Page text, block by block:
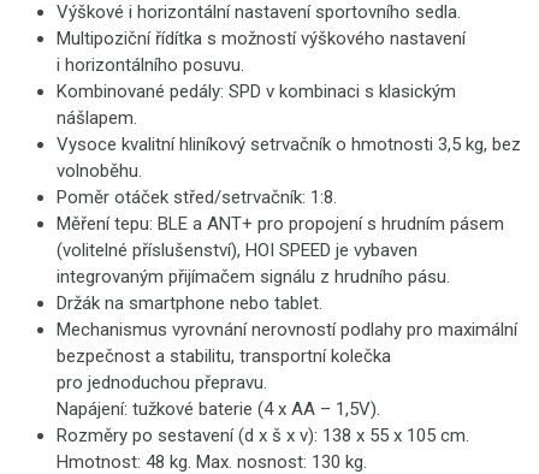
Výškové i horizontální nastavení sportovního sedla.
Multipoziční řídítka s možností výškového nastavení
i horizontálního posuvu.
Kombinované pedály: SPD v kombinaci s klasickým
nášlapem.
Vysoce kvalitní hliníkový setrvačník o hmotnosti 3,5 kg, bez
volnoběhu.
Poměr otáček střed/setrvačník: 1:8.
Měření tepu: BLE a ANT+ pro propojení s hrudním pásem
(volitelné příslušenství), HOI SPEED je vybaven
integrovaným přijímačem signálu z hrudního pásu.
Držák na smartphone nebo tablet.
Mechanismus vyrovnání nerovností podlahy pro maximální
bezpečnost a stabilitu, transportní kolečka
pro jednoduchou přepravu.
Napájení: tužkové baterie (4 x AA – 1,5V).
Rozměry po sestavení (d x š x v): 138 x 55 x 105 cm.
Hmotnost: 48 kg. Max. nosnost: 130 kg.